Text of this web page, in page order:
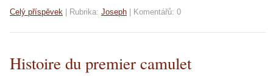
Celý příspěvek Rubrika: Joseph Komentářů: 0
Histoire du premier camulet